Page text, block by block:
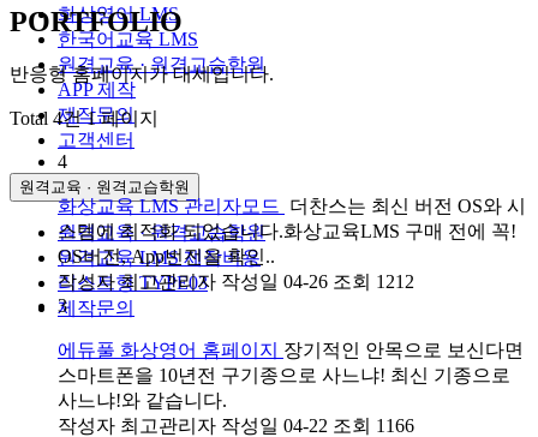
화상영어 LMS
한국어교육 LMS
원격교육 · 원격교습학원
APP 제작
제작문의
고객센터
원격교육 · 원격교습학원
원격교육 · 원격교습학원
원격교육 LMS 제작비용
리스트형 TYPE03
제작문의
PORTFOLIO
반응형 홈페이지가 대세입니다.
Total 4건1 페이지
4
화상교육 LMS 관리자모드
더찬스는 최신 버전 OS와 시
스템에 최적화 되었습니다.화상교육LMS 구매 전에 꼭!
OS버전, App번전을 확인..
작성자최고관리자 작성일 04-26 조회 1212
3
에듀풀 화상영어 홈페이지 장기적인 안목으로 보신다면
스마트폰을 10년전 구기종으로 사느냐! 최신 기종으로
사느냐!와 같습니다.
작성자 최고관리자 작성일 04-22 조회 1166